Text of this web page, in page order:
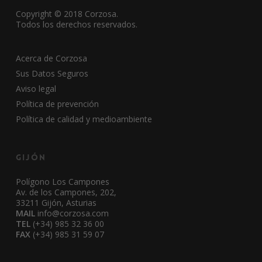
Copyright © 2018 Corzosa.
Todos los derechos reservados.
Acerca de Corzosa
Sus Datos Seguros
Aviso legal
Política de prevención
Política de calidad y medioambiente
Gijón
Polígono Los Campones
Av. de los Campones, 202,
33211 Gijón, Asturias
MAIL info@corzosa.com
TEL (+34) 985 32 36 00
FAX(+34) 985 31 59 07